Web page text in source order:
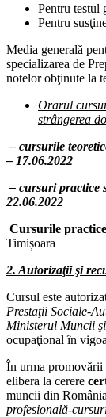
Pentru testul
Pentru
Media generală
specializarea de
notelor obţinute la
Orarul
strângerea
– cursurile
– 17.06.2022
– cursuri practice
22.06.2022
Cursurile practice
Timișoara
2. Autorizaţii şi
Cursul este
Prestaţii Sociale-
Ministerul Muncii
ocupaţional în
În urma promovării
elibera la cerere
muncii din
profesională-